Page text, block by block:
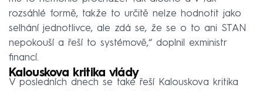
rozsáhlé formě, takže to určitě nelze hodnotit jako
selhání jednotlivce, ale zdá se, že se o to ani STAN
nepokouší a řeší to systémově,“ doplnil exministr
financí.
Kalouskova kritika vlády
V posledních dnech se také řeší Kalouskova kritika